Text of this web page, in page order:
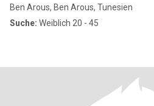
Ben Arous, Ben Arous, Tunesien
Suche: Weiblich 20 - 45